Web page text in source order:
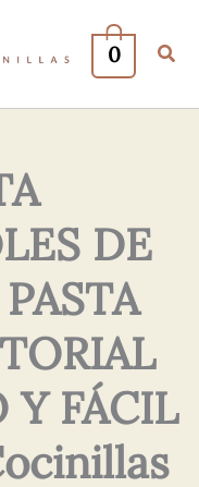
0
DE
Y FÁCIL